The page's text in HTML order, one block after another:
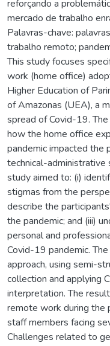
reforçando a
mercado de trabalho
Palavras-chave:
trabalho remoto;
This study focuses
work (home office)
Higher Education of
of Amazonas (UEA), a
spread of Covid-19.
how the home office
pandemic impacted the
technical-administrative
study aimed to: (i)
stigmas from the
describe the
the pandemic; and (iii)
personal and
Covid-19 pandemic.
approach, using semi-
collection and applying
interpretation. The
remote work during the
staff members facing
Challenges related to